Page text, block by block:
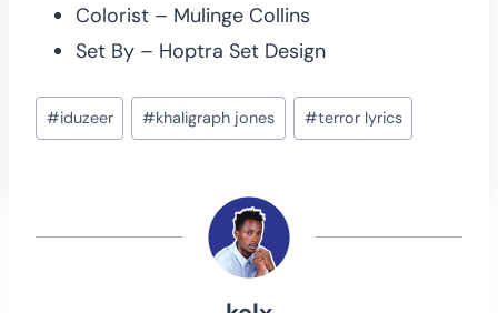
Colorist – Mulinge Collins
Set By – Hoptra Set Design
Post
Tags:
#iduzeer #khaligraph jones #terror lyrics